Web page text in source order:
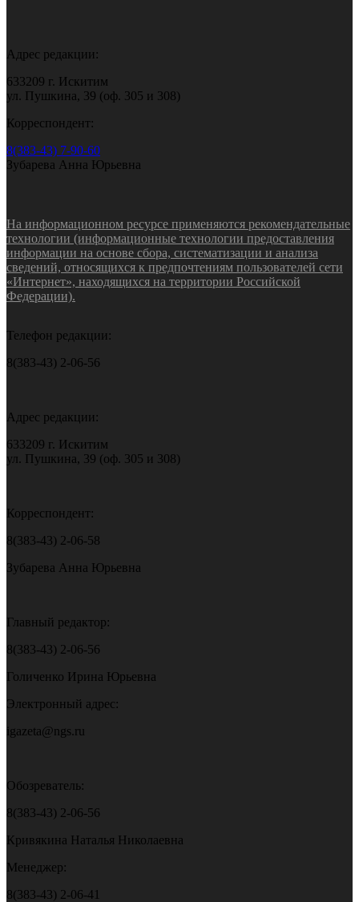
Адрес редакции:
633209 г. Искитим
ул. Пушкина, 39 (оф. 305 и 308)
Корреспондент:
8(383-43) 7-90-60
Зубарева Анна Юрьевна
На информационном ресурсе применяются рекомендательные
технологии (информационные технологии предоставления
информации на основе сбора, систематизации и анализа
сведений, относящихся к предпочтениям пользователей сети
«Интернет», находящихся на территории Российской
Федерации).
Телефон редакции:
8(383-43) 2-06-56
Адрес редакции:
633209 г. Искитим
ул. Пушкина, 39 (оф. 305 и 308)
Корреспондент:
8(383-43) 2-06-58
Зубарева Анна Юрьевна
Главный редактор:
8(383-43) 2-06-56
Голиченко Ирина Юрьевна
Электронный адрес:
igazeta@ngs.ru
Обозреватель:
8(383-43) 2-06-56
Кривякина Наталья Николаевна
Менеджер:
8(383-43) 2-06-41